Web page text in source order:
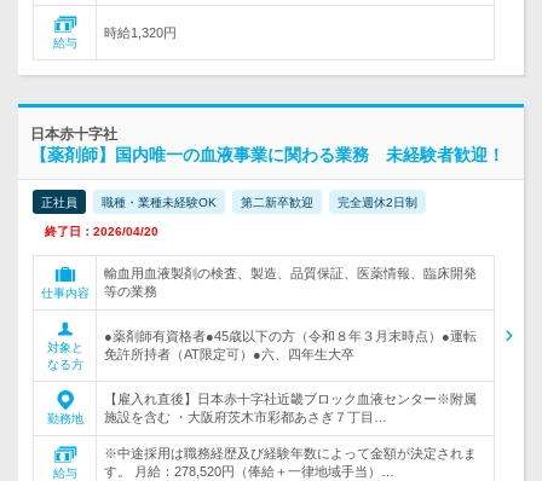
給与
時給1,320円
日本赤十字社
【薬剤師】国内唯一の血液事業に関わる業務 未経験者歓迎！
正社員 職種・業種未経験OK 第二新卒歓迎 完全週休2日制
終了日：2026/04/20
仕事内容
輸血用血液製剤の検査、製造、品質保証、医薬情報、臨床開発
等の業務
対象と
なる方
●薬剤師有資格者●45歳以下の方（令和８年３月末時点）●運転
免許所持者（AT限定可）●六、四年生大卒
勤務地
【雇入れ直後】日本赤十字社近畿ブロック血液センター※附属
施設を含む ・大阪府茨木市彩都あさぎ７丁目…
給与
※中途採用は職務経歴及び経験年数によって金額が決定されま
す。 月給：278,520円（俸給＋一律地域手当）…